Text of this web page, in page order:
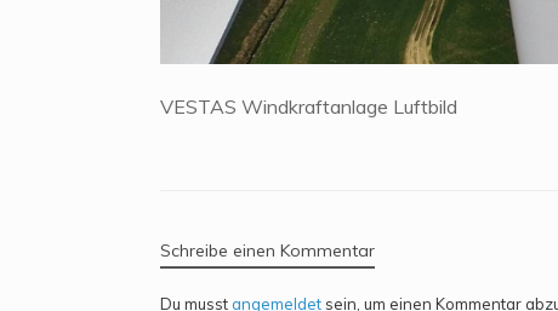
VESTAS Windkraftanlage Luftbild
Schreibe einen Kommentar
Du musst angemeldet sein, um einen Kommentar